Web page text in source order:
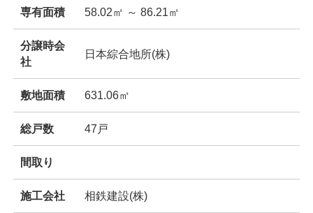
専有面積 58.02㎡ ～ 86.21㎡
分譲時会
社
日本綜合地所(株)
敷地面積 631.06㎡
総戸数 47戸
間取り
施工会社 相鉄建設(株)